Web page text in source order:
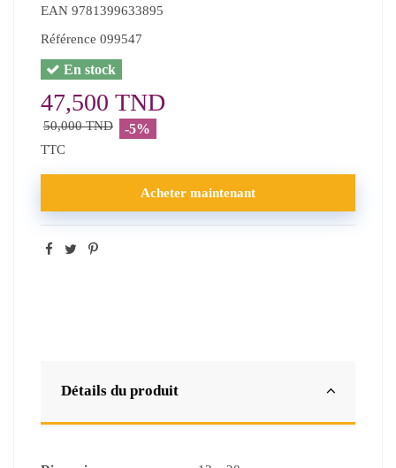
EAN 9781399633895
Référence 099547
En stock
47,500 TND
50,000 TND -5%
TTC
Acheter maintenant
Détails du produit